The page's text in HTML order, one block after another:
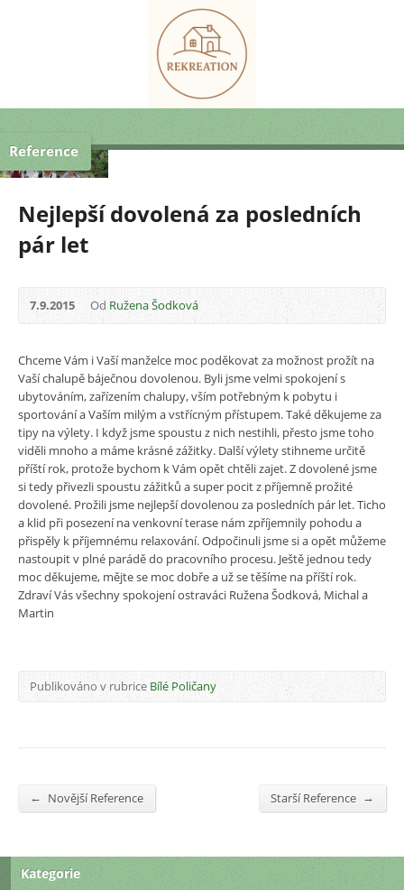
Reference
Nejlepší dovolená za posledních
pár let
7.9.2015 OdRužena Šodková
Chceme Vám i Vaší manželce moc poděkovat za možnost prožít na
Vaší chalupě báječnou dovolenou. Byli jsme velmi spokojení s
ubytováním, zařízením chalupy, vším potřebným k pobytu i
sportování a Vaším milým a vstřícným přístupem. Také děkujeme za
tipy na výlety. I když jsme spoustu z nich nestihli, přesto jsme toho
viděli mnoho a máme krásné zážitky. Další výlety stihneme určitě
příští rok, protože bychom k Vám opět chtěli zajet. Z dovolené jsme
si tedy přivezli spoustu zážitků a super pocit z příjemně prožité
dovolené. Prožili jsme nejlepší dovolenou za posledních pár let. Ticho
a klid při posezení na venkovní terase nám zpříjemnily pohodu a
přispěly k příjemnému relaxování. Odpočinuli jsme si a opět můžeme
nastoupit v plné parádě do pracovního procesu. Ještě jednou tedy
moc děkujeme, mějte se moc dobře a už se těšíme na příští rok.
Zdraví Vás všechny spokojení ostraváci Ružena Šodková, Michal a
Martin
Publikováno v rubrice Bílé Poličany
← Novější Reference Starší Reference →
Kategorie